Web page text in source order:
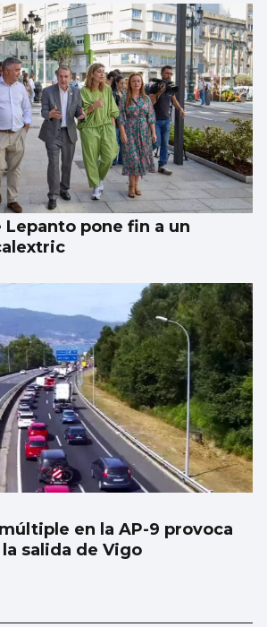
pone fin a un
en la AP-9 provoca
salida de Vigo